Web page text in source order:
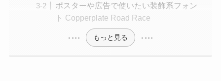
ポスターや広告で使いたい装飾系フォン
ト Copperplate Road Race
もっと見る